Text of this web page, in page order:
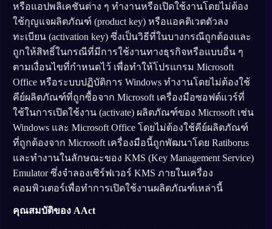
หรือแอปพลิเคชันต่าง ๆ ทำงานหรือเปิดใช้งานโดยไม่ต้อง
ใช้กุญแจผลิตภัณฑ์ (product key) หรือแอคติเวตตัวลง
ทะเบียน (activation key) ซึ่งเป็นวิธีที่ในบางกรณีถูกต้องและ
ถูกให้สิทธิ์ในกรณีที่มีการใช้งานทางธุรกิจหรือแบบอื่น ๆ
ตามเงื่อนไขที่กำหนดไว้ เพื่อทำให้โปรแกรม Microsoft
Office หรือระบบปฏิบัติการ Windows ทำงานโดยไม่ต้องใช้
คีย์ผลิตภัณฑ์ที่ถูกซื้อจาก Microsoft เครื่องมือซอฟต์แวร์ที่
ใช้ในการเปิดใช้งาน (activate) ผลิตภัณฑ์ของ Microsoft เช่น
Windows และ Microsoft Office โดยไม่ต้องใช้คีย์ผลิตภัณฑ์
ที่ถูกต้องจาก Microsoft เครื่องมือนี้ถูกพัฒนาโดย Ratiborus
และทำงานในลักษณะของ KMS (Key Management Service)
Emulator ซึ่งจำลองเซิร์ฟเวอร์ KMS ภายในเครื่อง
คอมพิวเตอร์เพื่อทำการเปิดใช้งานผลิตภัณฑ์เหล่านี้
คุณสมบัติของ AAct